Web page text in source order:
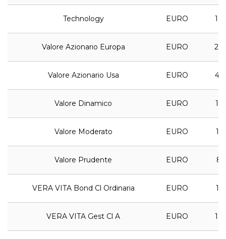
Technology EURO
Valore Azionario Europa EURO
Valore Azionario Usa EURO
Valore Dinamico EURO
Valore Moderato EURO
Valore Prudente EURO
VERA VITA Bond Cl Ordinaria EURO
VERA VITA Gest Cl A EURO